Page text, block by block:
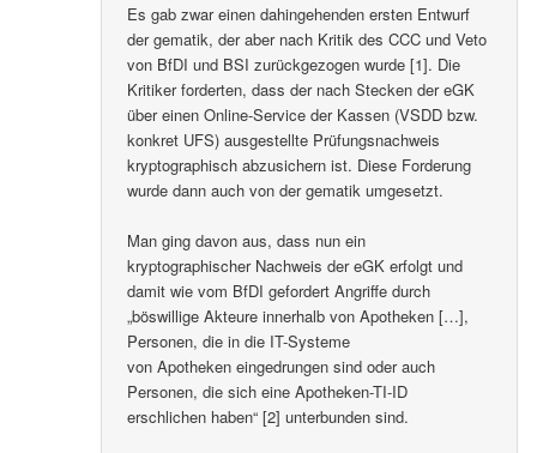
Es gab zwar einen dahingehenden ersten Entwurf
der gematik, der aber nach Kritik des CCC und Veto
von BfDI und BSI zurückgezogen wurde [1]. Die
Kritiker forderten, dass der nach Stecken der eGK
über einen Online-Service der Kassen (VSDD bzw.
konkret UFS) ausgestellte Prüfungsnachweis
kryptographisch abzusichern ist. Diese Forderung
wurde dann auch von der gematik umgesetzt.
Man ging davon aus, dass nun ein
kryptographischer Nachweis der eGK erfolgt und
damit wie vom BfDI gefordert Angriffe durch
„böswillige Akteure innerhalb von Apotheken […],
Personen, die in die IT-Systeme
von Apotheken eingedrungen sind oder auch
Personen, die sich eine Apotheken-TI-ID
erschlichen haben“ [2] unterbunden sind.